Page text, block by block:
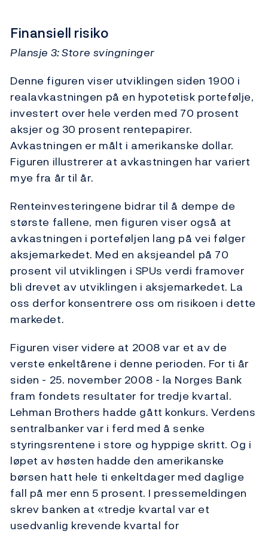
Finansiell risiko
Plansje 3: Store svingninger
Denne figuren viser utviklingen siden 1900 i
realavkastningen på en hypotetisk portefølje,
investert over hele verden med 70 prosent
aksjer og 30 prosent rentepapirer.
Avkastningen er målt i amerikanske dollar.
Figuren illustrerer at avkastningen har variert
mye fra år til år.
Renteinvesteringene bidrar til å dempe de
største fallene, men figuren viser også at
avkastningen i porteføljen lang på vei følger
aksjemarkedet. Med en aksjeandel på 70
prosent vil utviklingen i SPUs verdi framover
bli drevet av utviklingen i aksjemarkedet. La
oss derfor konsentrere oss om risikoen i dette
markedet.
Figuren viser videre at 2008 var et av de
verste enkeltårene i denne perioden. For ti år
siden - 25. november 2008 - la Norges Bank
fram fondets resultater for tredje kvartal.
Lehman Brothers hadde gått konkurs. Verdens
sentralbanker var i ferd med å senke
styringsrentene i store og hyppige skritt. Og i
løpet av høsten hadde den amerikanske
børsen hatt hele ti enkeltdager med daglige
fall på mer enn 5 prosent. I pressemeldingen
skrev banken at «tredje kvartal var et
usedvanlig krevende kvartal for